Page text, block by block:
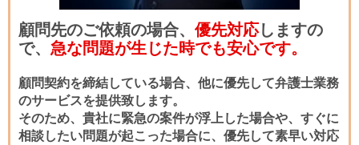
顧問先のご依頼の場合、 優先対応しますの
で、 急な問題が生じた時でも安心です。
顧問契約を締結している場合、他に優先して弁護士業務
のサービスを提供致します。
そのため、貴社に緊急の案件が浮上した場合や、すぐに
相談したい問題が起こった場合に、優先して素早い対応